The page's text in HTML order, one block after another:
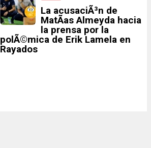
La acusaciÃ³n de
MatÃ­as Almeyda hacia
la prensa por la
polÃ©mica de Erik Lamela en
Rayados